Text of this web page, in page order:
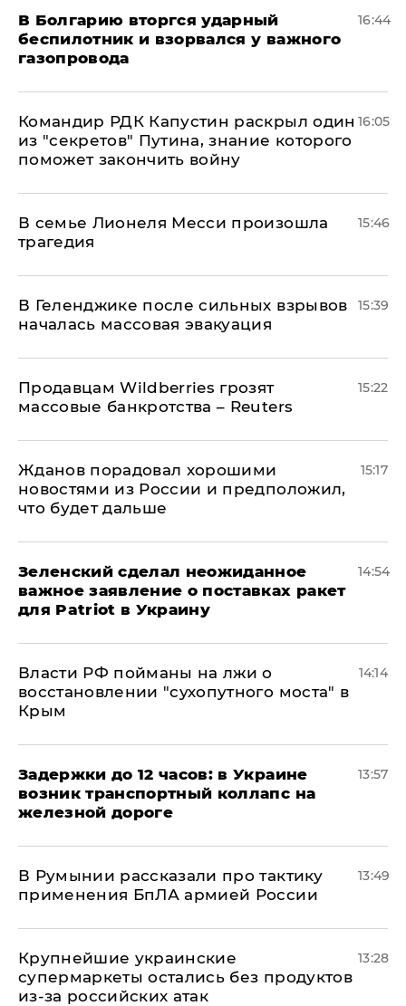
В Болгарию вторгся ударный
беспилотник и взорвался у важного
газопровода
16:44
Командир РДК Капустин раскрыл один
из "секретов" Путина, знание которого
поможет закончить войну
16:05
В семье Лионеля Месси произошла
трагедия
15:46
В Геленджике после сильных взрывов
началась массовая эвакуация
15:39
Продавцам Wildberries грозят
массовые банкротства – Reuters
15:22
Жданов порадовал хорошими
новостями из России и предположил,
что будет дальше
15:17
Зеленский сделал неожиданное
важное заявление о поставках ракет
для Patriot в Украину
14:54
Власти РФ пойманы на лжи о
восстановлении "сухопутного моста" в
Крым
14:14
Задержки до 12 часов: в Украине
возник транспортный коллапс на
железной дороге
13:57
В Румынии рассказали про тактику
применения БпЛА армией России
13:49
Крупнейшие украинские
супермаркеты остались без продуктов
из-за российских атак
13:28